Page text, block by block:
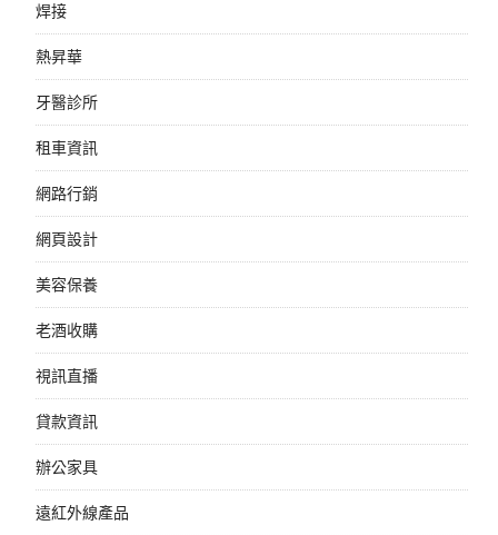
焊接
熱昇華
牙醫診所
租車資訊
網路行銷
網頁設計
美容保養
老酒收購
視訊直播
貸款資訊
辦公家具
遠紅外線產品